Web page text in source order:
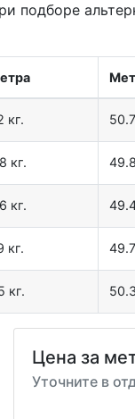
подборе
кг.
кг.
кг.
кг.
кг.
Цена за
Уточните в